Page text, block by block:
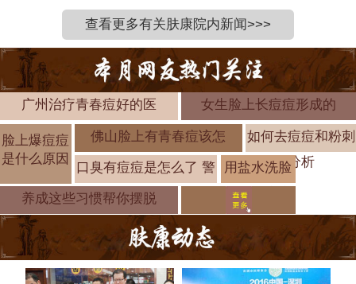
查看更多有关肤康院内新闻>>>
广州治疗青春痘好的医 女生脸上长痘痘形成的
脸上爆痘痘
是什么原因
佛山脸上有青春痘该怎
如何去痘痘和粉刺
分析
口臭有痘痘是怎么了 警
用盐水洗脸
可以去痘痘
养成这些习惯帮你摆脱